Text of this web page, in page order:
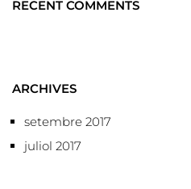
RECENT COMMENTS
ARCHIVES
setembre 2017
juliol 2017